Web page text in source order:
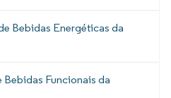
Bebidas Energéticas da
Funcionais da